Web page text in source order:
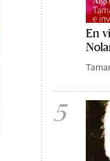
En
5